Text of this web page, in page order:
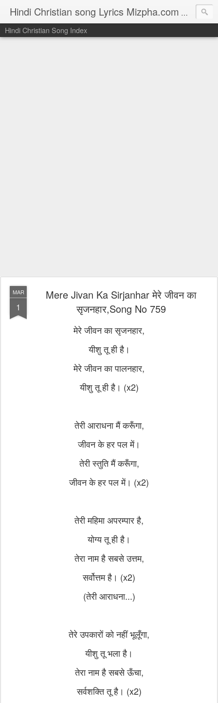
Hindi Christian song Lyrics Mizpha.com Hindi
Hindi Christian Song Index
MAR
1
Mere Jivan Ka Sirjanhar मेरे जीवन का
सृजनहार,Song No 759
मेरे जीवन का सृजनहार,
यीशु तू ही है।
मेरे जीवन का पालनहार,
यीशु तू ही है। (x2)
तेरी आराधना मैं करूँगा,
जीवन के हर पल में।
तेरी स्तुति मैं करूँगा,
जीवन के हर पल में। (x2)
तेरी महिमा अपरम्पार है,
योग्य तू ही है।
तेरा नाम है सबसे उत्तम,
सर्वोत्तम है। (x2)
(तेरी आराधना...)
तेरे उपकारों को नहीं भूलूँगा,
यीशु तू भला है।
तेरा नाम है सबसे ऊँचा,
सर्वशक्ति तू है। (x2)